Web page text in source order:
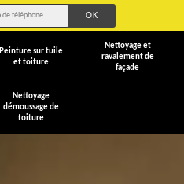
Peinture sur tuile
et toiture
Nettoyage et
ravalement de
façade
Nettoyage
démoussage de
toiture